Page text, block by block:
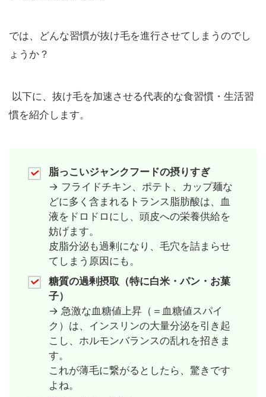
では、どんな習慣が抜け毛を進行させてしまうのでし
ょうか？
以下に、抜け毛を加速させる代表的な食習慣・生活習
慣を紹介します。
脂っこいジャンクフードの摂りすぎ
→ フライドチキン、ポテト、カップ麺な
どに多く含まれるトランス脂肪酸は、血
液をドロドロにし、頭皮への栄養供給を
妨げます。
皮脂分泌も過剰になり、毛穴を詰まらせ
てしまう原因にも。
糖質の過剰摂取（特に白米・パン・お菓
子）
→ 急激な血糖値上昇（＝血糖値スパイ
ク）は、インスリンの大量分泌を引き起
こし、ホルモンバランスの乱れを招きま
す。
これが薄毛に繋がるとしたら、驚きです
よね。